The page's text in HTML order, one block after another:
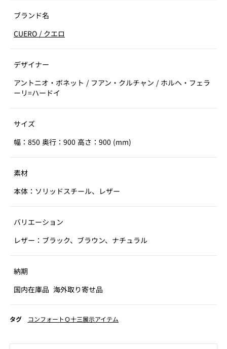
ブランド名
CUERO / クエロ
デザイナー
アントニオ・ボネット / フアン・クルチャン / ホルヘ・フェラ
ーリ=ハードイ
サイズ
幅：850 奥行：900 高さ：900 (mm)
素材
本体：ソリッドスチール、レザー
バリエーション
レザー：ブラック、ブラウン、ナチュラル
納期
国内在庫品 海外取り寄せ品
タグ コンフォートＱ十三展示アイテム